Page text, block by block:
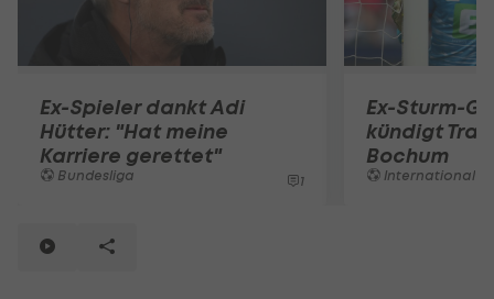
Ex-Spieler dankt Adi
Hütter: "Hat meine
Karriere gerettet"
Bundesliga 1
Ex-Sturm-
kündigt
Bochum
International